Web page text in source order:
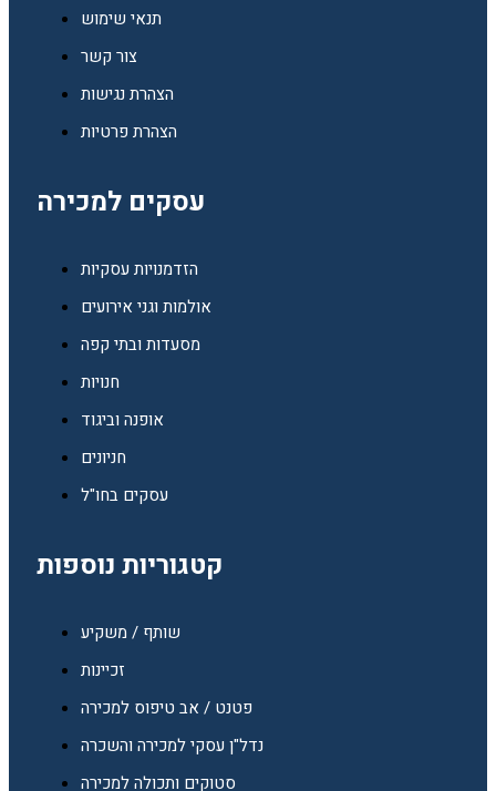
תנאי שימוש
צור קשר
הצהרת נגישות
הצהרת פרטיות
עסקים למכירה
הזדמנויות עסקיות
אולמות וגני אירועים
מסעדות ובתי קפה
חנויות
אופנה וביגוד
חניונים
עסקים בחו"ל
קטגוריות נוספות
שותף / משקיע
זכיינות
פטנט / אב טיפוס למכירה
נדל"ן עסקי למכירה והשכרה
סטוקים ותכולה למכירה